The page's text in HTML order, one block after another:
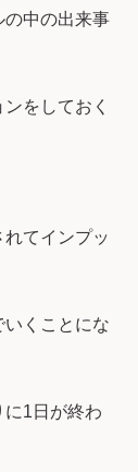
の中の出来事
をしておく
てインプッ
くことにな
1日が終わ